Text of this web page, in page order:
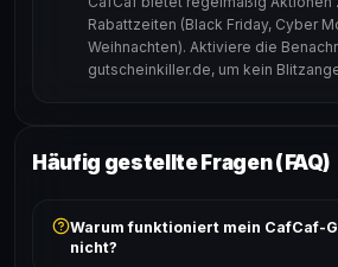
Rabattzeiten (Black Friday, Cyber
Weihnachten). Aktiviere die
gutscheinkiller.de, um kein
Häufig gestellte Fragen (FAQ)
Warum funktioniert mein CafCaf-
nicht?